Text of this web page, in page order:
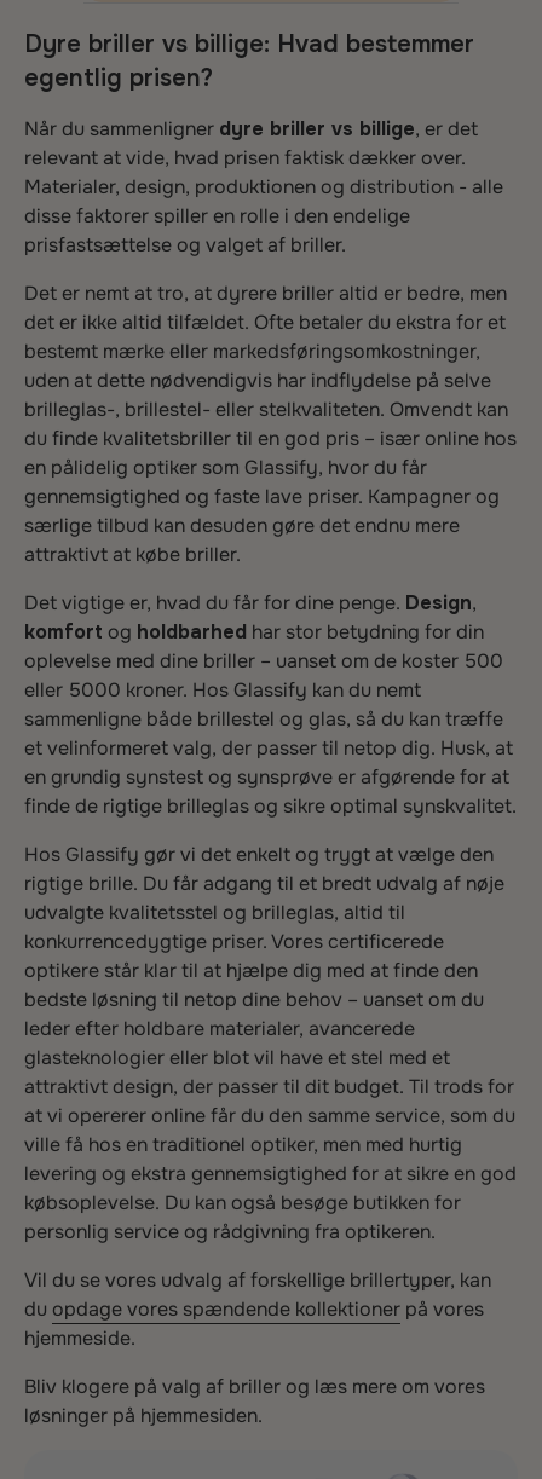
Dyre briller vs billige: Hvad bestemmer
egentlig prisen?
Når du sammenligner dyre briller vs billige, er det
relevant at vide, hvad prisen faktisk dækker over.
Materialer, design, produktionen og distribution - alle
disse faktorer spiller en rolle i den endelige
prisfastsættelse og valget af briller.
Det er nemt at tro, at dyrere briller altid er bedre, men
det er ikke altid tilfældet. Ofte betaler du ekstra for et
bestemt mærke eller markedsføringsomkostninger,
uden at dette nødvendigvis har indflydelse på selve
brilleglas-, brillestel- eller stelkvaliteten. Omvendt kan
du finde kvalitetsbriller til en god pris – især online hos
en pålidelig optiker som Glassify, hvor du får
gennemsigtighed og faste lave priser. Kampagner og
særlige tilbud kan desuden gøre det endnu mere
attraktivt at købe briller.
Det vigtige er, hvad du får for dine penge. Design,
komfort og holdbarhed har stor betydning for din
oplevelse med dine briller – uanset om de koster 500
eller 5000 kroner. Hos Glassify kan du nemt
sammenligne både brillestel og glas, så du kan træffe
et velinformeret valg, der passer til netop dig. Husk, at
en grundig synstest og synsprøve er afgørende for at
finde de rigtige brilleglas og sikre optimal synskvalitet.
Hos Glassify gør vi det enkelt og trygt at vælge den
rigtige brille. Du får adgang til et bredt udvalg af nøje
udvalgte kvalitetsstel og brilleglas, altid til
konkurrencedygtige priser. Vores certificerede
optikere står klar til at hjælpe dig med at finde den
bedste løsning til netop dine behov – uanset om du
leder efter holdbare materialer, avancerede
glasteknologier eller blot vil have et stel med et
attraktivt design, der passer til dit budget. Til trods for
at vi opererer online får du den samme service, som du
ville få hos en traditionel optiker, men med hurtig
levering og ekstra gennemsigtighed for at sikre en god
købsoplevelse. Du kan også besøge butikken for
personlig service og rådgivning fra optikeren.
Vil du se vores udvalg af forskellige brillertyper, kan
du opdage vores spændende kollektioner på vores
hjemmeside.
Bliv klogere på valg af briller og læs mere om vores
løsninger på hjemmesiden.